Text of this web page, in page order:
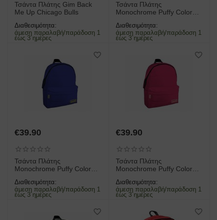
Τσάντα Πλάτης Gim Back
Me Up Chicago Bulls
Διαθεσιμότητα:
άμεση παραλαβή/παράδοση 1
έως 3 ημέρες
Τσάντα Πλάτης
Monochrome Puffy Colored
Διαθεσιμότητα:
άμεση παραλαβή/παράδοση 1
έως 3 ημέρες
€39.90
Τσάντα Πλάτης
Monochrome Puffy Colored
Διαθεσιμότητα:
άμεση παραλαβή/παράδοση 1
έως 3 ημέρες
€39.90
Τσάντα Πλάτης
Monochrome Puffy Colored
Διαθεσιμότητα:
άμεση παραλαβή/παράδοση 1
έως 3 ημέρες